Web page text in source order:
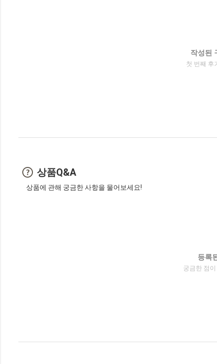
작성된
첫 번째 후
상품Q&A
상품에 관해 궁금한 사항을 물어보세요!
등록
궁금한 점